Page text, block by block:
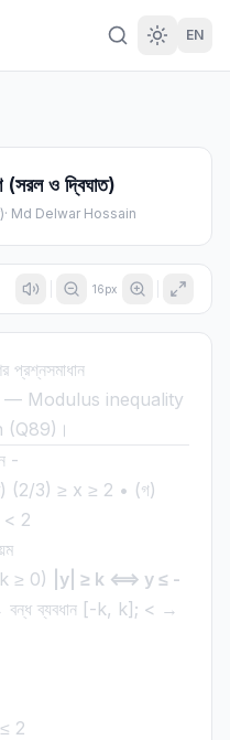
EN
(সরল ও দ্বিঘাত)
· Md Delwar Hossain
16px
— Modulus inequality
(Q89)।
-
(2/3) ≥ x ≥ 2 • (গ)
2
k ≥ 0)
|y| ≥ k ⟺ y ≤ -
ব্যবধান [-k, k]; < →
2